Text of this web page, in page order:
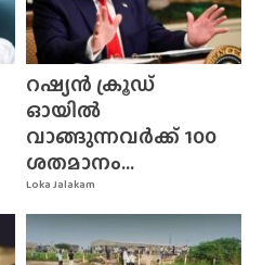
Loka Jalakam
റഷ്യൻ ക്രൂഡ്
ഓയിൽ
വാങ്ങുന്നവർക്ക് 100
ശതമാനം...